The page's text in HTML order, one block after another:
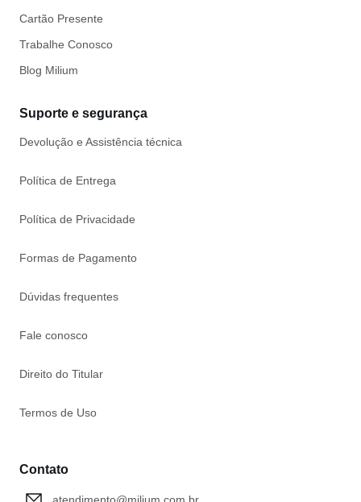
Cartão Presente
Trabalhe Conosco
Blog Milium
Suporte e segurança
Devolução e Assistência técnica
Política de Entrega
Política de Privacidade
Formas de Pagamento
Dúvidas frequentes
Fale conosco
Direito do Titular
Termos de Uso
Contato
atendimento@milium.com.br